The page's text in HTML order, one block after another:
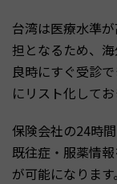
台湾は医療水準
担となるため、
良時にすぐ受診
にリスト化してお
保険会社の24時
既往症・服薬情
が可能になります。